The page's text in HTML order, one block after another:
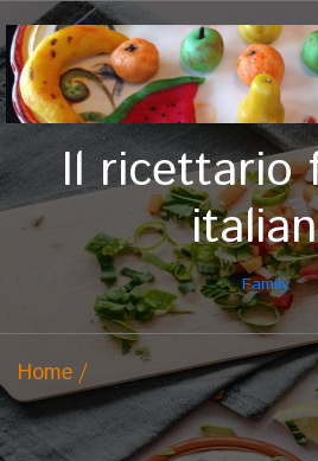
Il ricettario
Family
Home